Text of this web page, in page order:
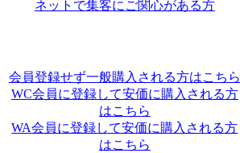
ネットで集客にご関心がある方
会員登録せず一般購入される方はこちら
WC会員に登録して安価に購入される方
はこちら
WA会員に登録して安価に購入される方
はこちら